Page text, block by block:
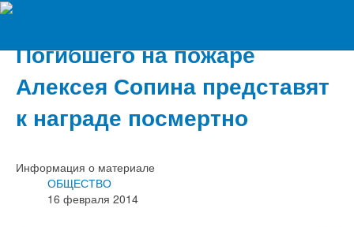
Погибшего на пожаре
Алексея Сопина представят
к награде посмертно
Информация о материале
ОБЩЕСТВО
16 февраля 2014